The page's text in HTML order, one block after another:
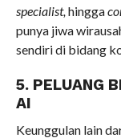
specialist,hingga
punya jiwa
sendiri di bidang
5. PELUANG
AI
Keunggulan lain